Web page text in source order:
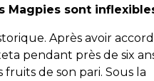
Magpies sont
Après avoir
pendant près de six
de son pari. Sous la